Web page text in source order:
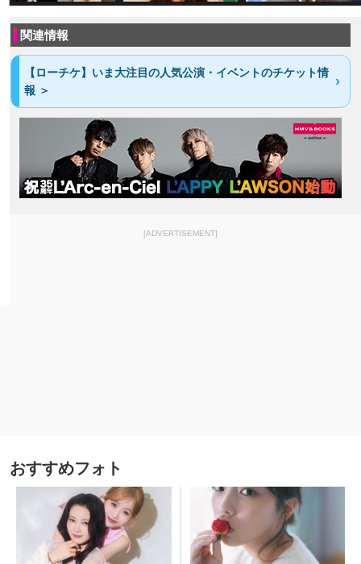
関連情報
【ローチケ】いま大注目の人気公演・イベントのチケット情
報 ＞
[ADVERTISEMENT]
おすすめフォト